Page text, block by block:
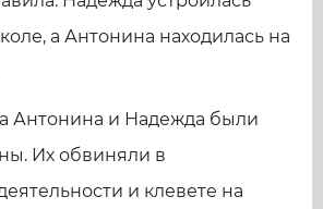
а Антонина находилась на
Антонина и Надежда были
Их обвиняли в
и клевете на